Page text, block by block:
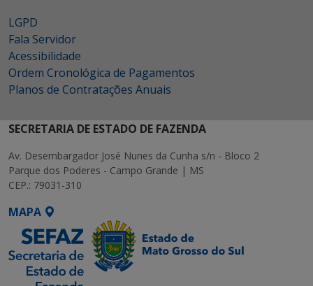
LGPD
Fala Servidor
Acessibilidade
Ordem Cronológica de Pagamentos
Planos de Contratações Anuais
SECRETARIA DE ESTADO DE FAZENDA
Av. Desembargador José Nunes da Cunha s/n - Bloco 2
Parque dos Poderes - Campo Grande | MS
CEP.: 79031-310
MAPA